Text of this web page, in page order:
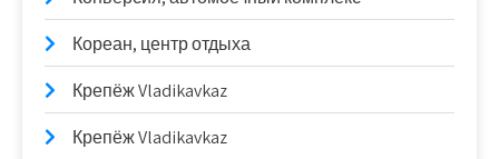
Кореан, центр отдыха
Крепёж Vladikavkaz
Крепёж Vladikavkaz